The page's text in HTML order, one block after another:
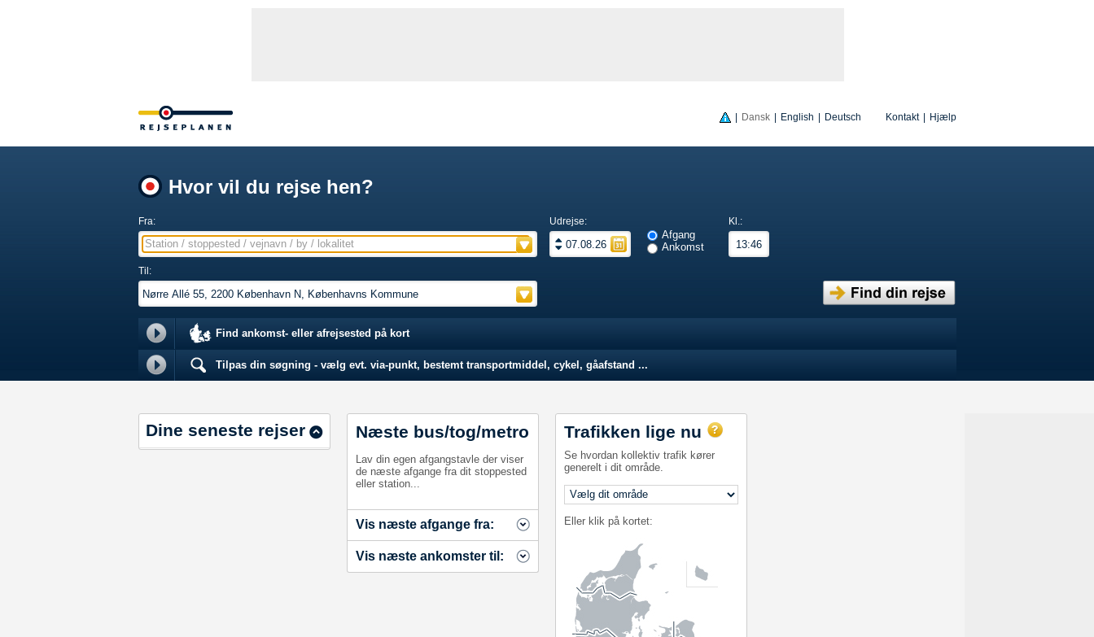
Kontakt Hjælp
Dansk English Deutsch
Hvor vil du rejse hen?
Fra:
Station / stoppested / vejnavn / by / lokalitet
Udrejse:
Afgang
Ankomst
Kl.:
Til:
Find ankomst- eller afrejsested på kort
Tilpas din søgning - vælg evt. via-punkt, bestemt transportmiddel, cykel, gåafstand ...
Dine seneste rejser Næste bus/tog/metro
Lav din egen afgangstavle der viser
de næste afgange fra dit stoppested
eller station...
Vis næste afgange fra:
Vis næste ankomster til:
Trafikken lige nu
Se hvordan kollektiv trafik kører
generelt i dit område.
Eller klik på kortet: